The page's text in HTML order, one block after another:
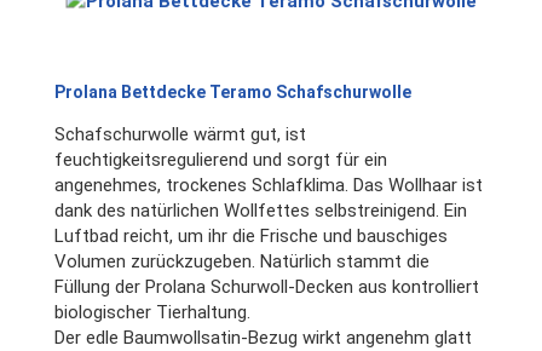
Prolana Bettdecke Teramo Schafschurwolle
Schafschurwolle wärmt gut, ist
feuchtigkeitsregulierend und sorgt für ein
angenehmes, trockenes Schlafklima. Das Wollhaar ist
dank des natürlichen Wollfettes selbstreinigend. Ein
Luftbad reicht, um ihr die Frische und bauschiges
Volumen zurückzugeben. Natürlich stammt die
Füllung der Prolana Schurwoll-Decken aus kontrolliert
biologischer Tierhaltung.
Der edle Baumwollsatin-Bezug wirkt angenehm glatt